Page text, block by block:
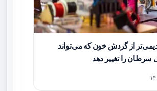
از گردش خون که می‌تواند
سرطان را تغییر دهد